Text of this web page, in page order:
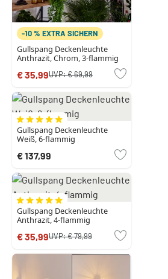
-10 % EXTRA SICHERN
Gullspang Deckenleuchte
Anthrazit, Chrom, 3-flammig
€ 35,99UVP:€ 69,99
Gullspang Deckenleuchte
Weiß, 6-flammig
€ 137,99
Gullspang Deckenleuchte
Anthrazit, 4-flammig
€ 35,99UVP:€ 79,99